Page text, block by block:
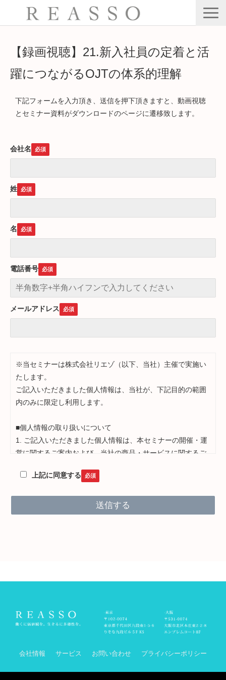
会社情報
公開・集合型研修
Webセミナー
ブログ
【録画視聴】21.新入社員の定着と活
躍につながるOJTの体系的理解
下記フォームを入力頂き、送信を押下頂きますと、動画視聴
とセミナー資料がダウンロードのページに遷移致します。
会社名
姓
名
電話番号
メールアドレス
※当セミナーは株式会社リエゾ（以下、当社）主催で実施い
たします。
ご記入いただきました個人情報は、当社が、下記目的の範囲
内のみに限定し利用します。
■個人情報の取り扱いについて
1. ご記入いただきました個人情報は、本セミナーの開催・運
営に関するご案内および、当社の商品・サービスに関するご
2. ご記入いただきました個人情報は、当社の個人情報保護ポ
https://reasso.jp/privacypolicy/
上記に同意する
会社情報 サービス お問い合わせ プライバシーポリシー